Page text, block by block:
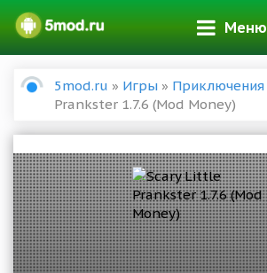
Меню
5mod.ru » Игры » Приключения
Prankster 1.7.6 (Mod Money)